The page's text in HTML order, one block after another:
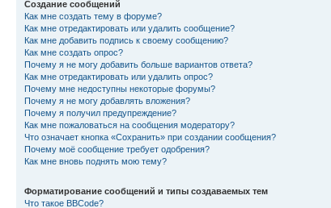
Создание сообщений
Как мне создать тему в форуме?
Как мне отредактировать или удалить сообщение?
Как мне добавить подпись к своему сообщению?
Как мне создать опрос?
Почему я не могу добавить больше вариантов ответа?
Как мне отредактировать или удалить опрос?
Почему мне недоступны некоторые форумы?
Почему я не могу добавлять вложения?
Почему я получил предупреждение?
Как мне пожаловаться на сообщения модератору?
Что означает кнопка «Сохранить» при создании сообщения?
Почему моё сообщение требует одобрения?
Как мне вновь поднять мою тему?
Форматирование сообщений и типы создаваемых тем
Что такое BBCode?